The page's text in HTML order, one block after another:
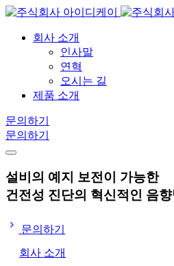
회사 소개
인사말
연혁
오시는 길
제품 소개
문의하기
문의하기
설비의 예지 보전이 가능한
건전성 진단의 혁신적인 음
문의하기
회사 소개